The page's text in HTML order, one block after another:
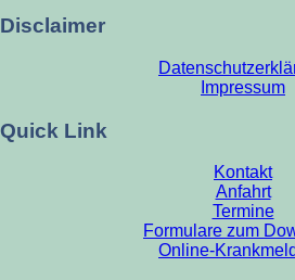
Disclaimer
Impressum
Quick Link
Kontakt
Anfahrt
Termine
Formulare zum
Online-